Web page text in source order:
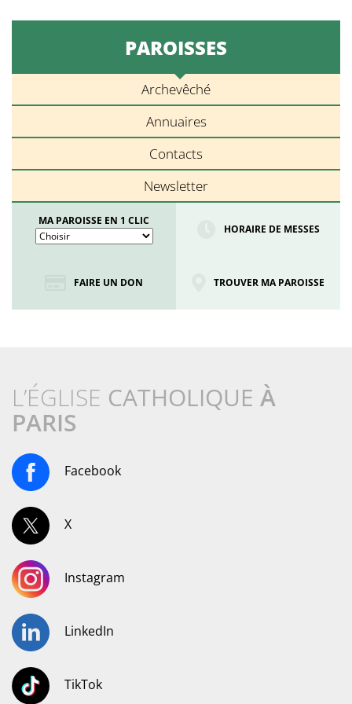
PAROISSES
Archevêché
Annuaires
Contacts
Newsletter
MA PAROISSE EN 1 CLIC
HORAIRE DE MESSES
FAIRE UN DON TROUVER MA PAROISSE
L’ÉGLISE CATHOLIQUE À
PARIS
Facebook
X
Instagram
LinkedIn
TikTok